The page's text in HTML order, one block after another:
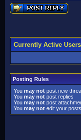
Currently Active
Posting Rules
You may not post new
You may not post replies
You may not post
You may not edit your posts